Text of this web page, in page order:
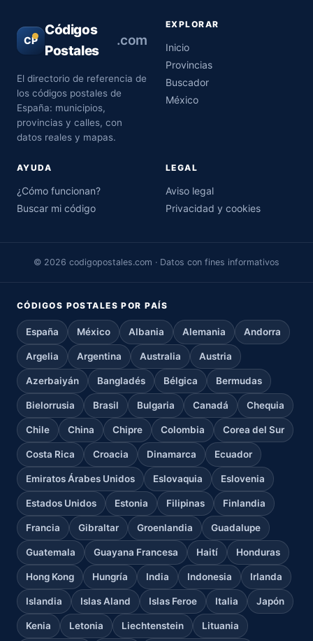
CP
Códigos
Postales
.com
El directorio de referencia de
los códigos postales de
España: municipios,
provincias y calles, con
datos reales y mapas.
EXPLORAR
Inicio
Provincias
Buscador
México
AYUDA
¿Cómo funcionan?
Buscar mi código
LEGAL
Aviso legal
Privacidad y cookies
© 2026 codigopostales.com · Datos con fines informativos
CÓDIGOS POSTALES POR PAÍS
España México Albania Alemania Andorra
Argelia Argentina Australia Austria
Azerbaiyán Bangladés Bélgica Bermudas
Bielorrusia Brasil Bulgaria Canadá Chequia
Chile China Chipre Colombia Corea del Sur
Costa Rica Croacia Dinamarca Ecuador
Emiratos Árabes Unidos Eslovaquia Eslovenia
Estados Unidos Estonia Filipinas Finlandia
Francia Gibraltar Groenlandia Guadalupe
Guatemala Guayana Francesa Haití Honduras
Hong Kong Hungría India Indonesia Irlanda
Islandia Islas Aland Islas Feroe Italia Japón
Kenia Letonia Liechtenstein Lituania